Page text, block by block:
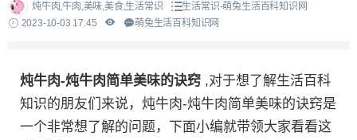
炖牛肉,牛肉,美味,美食,生活常识
生活常识-萌兔生活百科知识网
2023-10-03 17:45
萌兔生活百科知识网
炖牛肉-炖牛肉简单美味的诀窍 ,对于想了解生活百科
知识的朋友们来说，炖牛肉-炖牛肉简单美味的诀窍是
一个非常想了解的问题，下面小编就带领大家看看这